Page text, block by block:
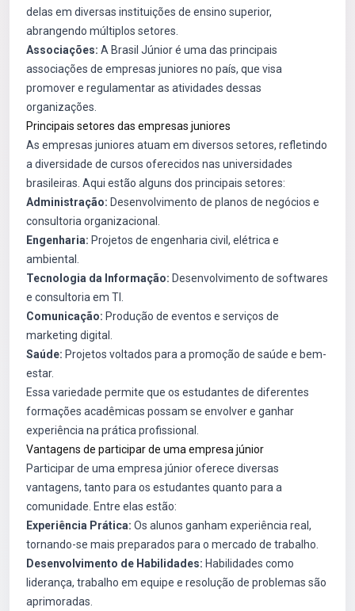
delas em diversas instituições de ensino superior,
abrangendo múltiplos setores.
Associações: A Brasil Júnior é uma das principais
associações de empresas juniores no país, que visa
promover e regulamentar as atividades dessas
organizações.
Principais setores das empresas juniores
As empresas juniores atuam em diversos setores, refletindo
a diversidade de cursos oferecidos nas universidades
brasileiras. Aqui estão alguns dos principais setores:
Administração: Desenvolvimento de planos de negócios e
consultoria organizacional.
Engenharia: Projetos de engenharia civil, elétrica e
ambiental.
Tecnologia da Informação: Desenvolvimento de softwares
e consultoria em TI.
Comunicação: Produção de eventos e serviços de
marketing digital.
Saúde: Projetos voltados para a promoção de saúde e bem-
estar.
Essa variedade permite que os estudantes de diferentes
formações acadêmicas possam se envolver e ganhar
experiência na prática profissional.
Vantagens de participar de uma empresa júnior
Participar de uma empresa júnior oferece diversas
vantagens, tanto para os estudantes quanto para a
comunidade. Entre elas estão:
Experiência Prática: Os alunos ganham experiência real,
tornando-se mais preparados para o mercado de trabalho.
Desenvolvimento de Habilidades: Habilidades como
liderança, trabalho em equipe e resolução de problemas são
aprimoradas.